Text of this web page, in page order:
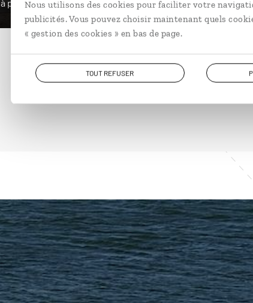
Nous utilisons des cookies pour faciliter votre
publicités. Vous pouvez choisir maintenant quels
« gestion des cookies » en bas de page.
TOUT REFUSER
à partir de 4000€ à partir de